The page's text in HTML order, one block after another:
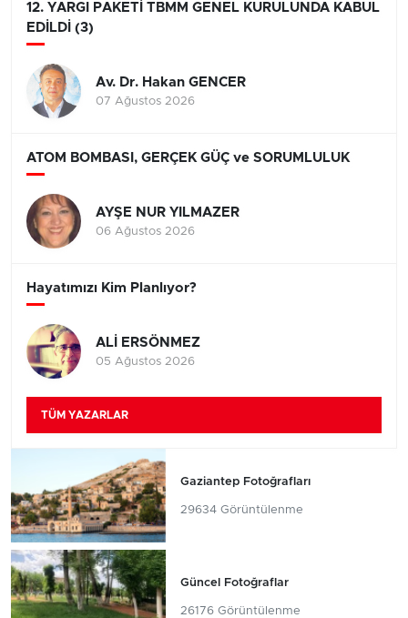
12. YARGI PAKETİ TBMM GENEL KURULUNDA KABUL
EDİLDİ (3)
Av. Dr. Hakan GENCER
07 Ağustos 2026
ATOM BOMBASI, GERÇEK GÜÇ ve SORUMLULUK
AYŞE NUR YILMAZER
06 Ağustos 2026
Hayatımızı Kim Planlıyor?
ALİ ERSÖNMEZ
05 Ağustos 2026
TÜM YAZARLAR
Gaziantep Fotoğrafları
29634 Görüntülenme
Güncel Fotoğraflar
26176 Görüntülenme